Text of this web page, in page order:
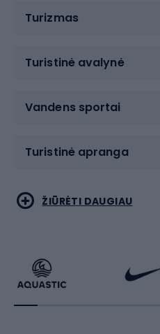
Turizmas
Turistinė avalynė
Vandens sportai
Turistinė apranga
Bėgimas
Dviratininkų apranga
Koviniai sportai
Rakečių sportas
ŽIŪRĖTI DAUGIAU